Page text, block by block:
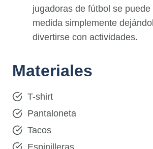
jugadoras de fútbol se
medida simplemente
divertirse con actividades.
Materiales
T-shirt
Pantaloneta
Tacos
Espinilleras